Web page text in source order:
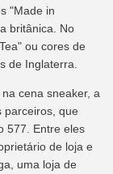
"Made in
britânica. No
ou cores de
de Inglaterra.
cena sneaker, a
parceiros, que
577. Entre eles
de loja e
uma loja de